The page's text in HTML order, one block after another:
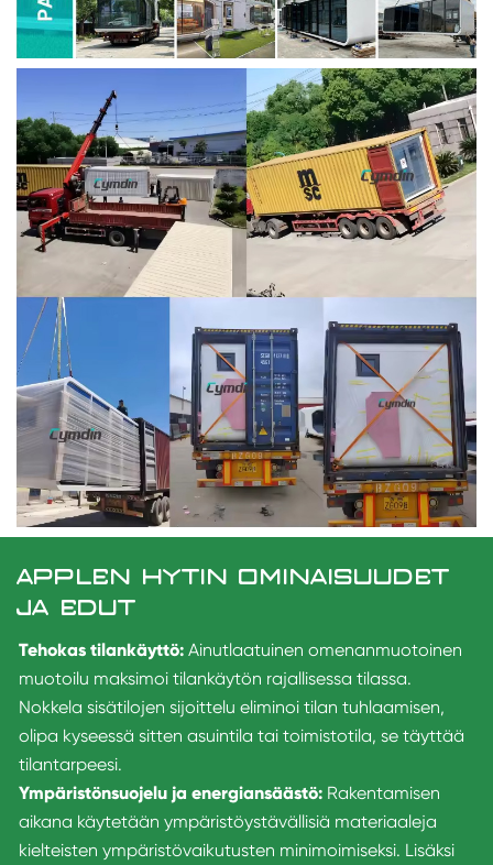
APPLEN HYTIN OMINAISUUDET
JA EDUT
Tehokas tilankäyttö: Ainutlaatuinen omenanmuotoinen
muotoilu maksimoi tilankäytön rajallisessa tilassa.
Nokkela sisätilojen sijoittelu eliminoi tilan tuhlaamisen,
olipa kyseessä sitten asuintila tai toimistotila, se täyttää
tilantarpeesi.
Ympäristönsuojelu ja energiansäästö: Rakentamisen
aikana käytetään ympäristöystävällisiä materiaaleja
kielteisten ympäristövaikutusten minimoimiseksi. Lisäksi